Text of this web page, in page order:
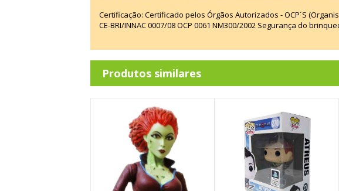
Certificação: Certificado pelos Órgãos Autorizados - OCP´S
CE-BRI/INNAC 0007/08 OCP 0061 NM300/2002 Segurança do
Produtos similares